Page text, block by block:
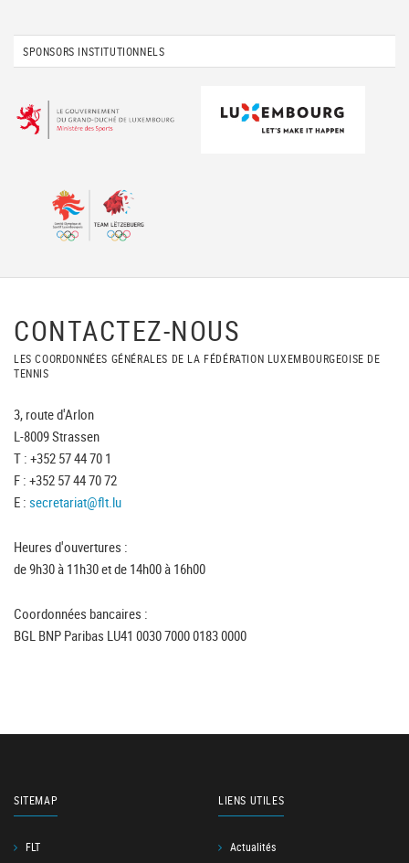
SPONSORS INSTITUTIONNELS
CONTACTEZ-NOUS
LES COORDONNÉES GÉNÉRALES DE LA FÉDÉRATION LUXEMBOURGEOISE DE
TENNIS
3, route d'Arlon
L-8009 Strassen
T : +352 57 44 70 1
F : +352 57 44 70 72
E : secretariat@flt.lu
Heures d'ouvertures :
de 9h30 à 11h30 et de 14h00 à 16h00
Coordonnées bancaires :
BGL BNP Paribas LU41 0030 7000 0183 0000
SITEMAP
FLT
LIENS UTILES
Actualités